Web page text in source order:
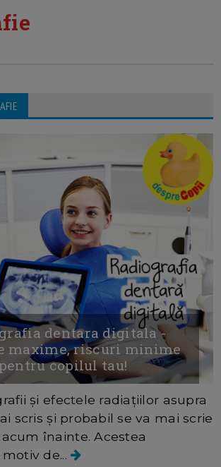
dentara digitala -
maxime, riscuri minime
pentru copilul tau!
şi efectele radiaţiilor asupra
scris şi probabil se va mai scrie
înainte. Acestea
de...